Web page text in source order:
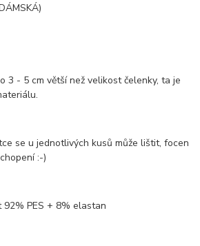
3 - 5 cm větší než velikost čelenky, ta je
se u jednotlivých kusů může lištit, focen
:-)
92% PES + 8% elastan